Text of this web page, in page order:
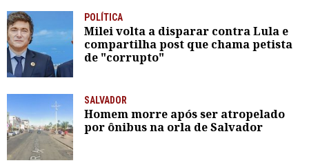
POLÍTICA
Milei volta a disparar contra Lula e
compartilha post que chama petista
de "corrupto"
SALVADOR
Homem morre após ser atropelado
por ônibus na orla de Salvador